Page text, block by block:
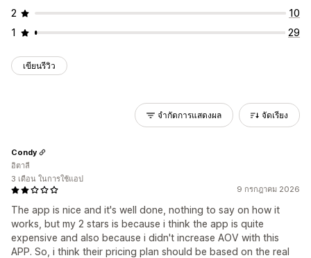
2
10
1
29
เขียนรีวิว
จำกัดการแสดงผล จัดเรียง
9 กรกฎาคม 2026
The app is nice and it's well done, nothing to say on how it
works, but my 2 stars is because i think the app is quite
expensive and also because i didn't increase AOV with this
APP. So, i think their pricing plan should be based on the real
Condy
อิตาลี
3 เดือน ในการใช้แอป